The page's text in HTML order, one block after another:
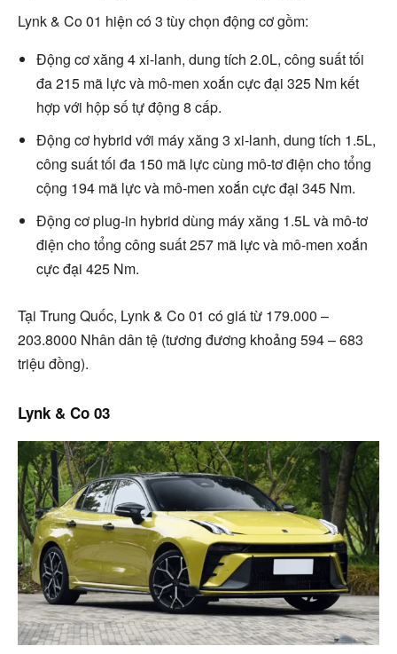
Lynk & Co 01 hiện có 3 tùy chọn động cơ gồm:
Động cơ xăng 4 xi-lanh, dung tích 2.0L, công suất tối
đa 215 mã lực và mô-men xoắn cực đại 325 Nm kết
hợp với hộp số tự động 8 cấp.
Động cơ hybrid với máy xăng 3 xi-lanh, dung tích 1.5L,
công suất tối đa 150 mã lực cùng mô-tơ điện cho tổng
cộng 194 mã lực và mô-men xoắn cực đại 345 Nm.
Động cơ plug-in hybrid dùng máy xăng 1.5L và mô-tơ
điện cho tổng công suất 257 mã lực và mô-men xoắn
cực đại 425 Nm.
Tại Trung Quốc, Lynk & Co 01 có giá từ 179.000 –
203.8000 Nhân dân tệ (tương đương khoảng 594 – 683
triệu đồng).
Lynk & Co 03